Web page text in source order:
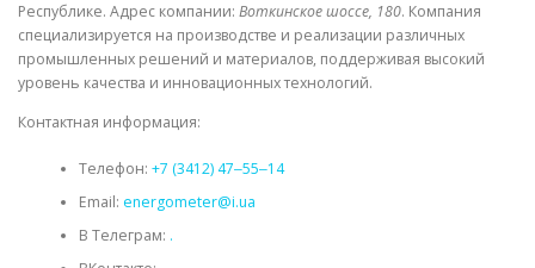
Республике. Адрес компании: Воткинское шоссе, 180. Компания
специализируется на производстве и реализации различных
промышленных решений и материалов, поддерживая высокий
уровень качества и инновационных технологий.
Контактная информация:
Телефон: +7 (3412) 47‒55‒14
Email: energometer@i.ua
В Телеграм: .